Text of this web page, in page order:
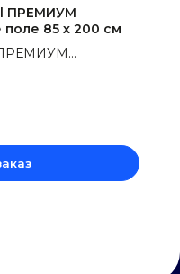
ПРЕМИУМ
85 х 200 см
ПРЕМИУМ